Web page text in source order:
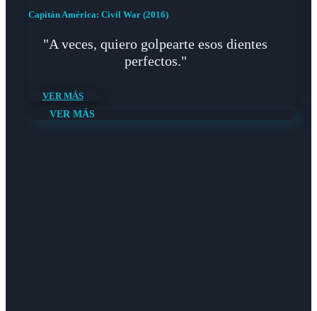
Capitán América: Civil War (2016)
"A veces, quiero golpearte esos dientes
perfectos."
VER MÁS
VER MÁS